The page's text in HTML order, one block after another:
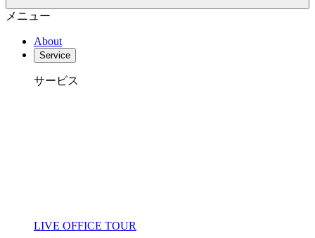
メニュー
About
Service
サービス
LIVE OFFICE TOUR